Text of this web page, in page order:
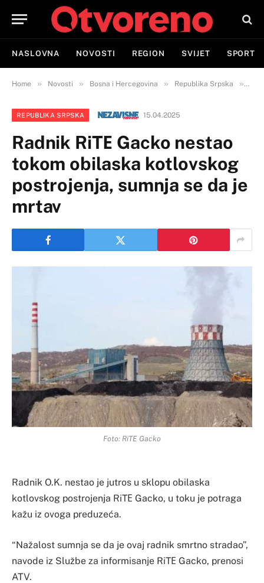
NASLOVNA NOVOSTI REGION SVIJET SPORT
Home » Novosti » Bosna i Hercegovina » Republika Srpska »
REPUBLIKA SRPSKA 15.04.2025
Radnik RiTЕ Gacko nestao
tokom obilaska kotlovskog
postrojenja, sumnja se da je
mrtav
Foto: RiTE Gacko
Radnik O.K. nestao je jutros u sklopu obilaska
kotlovskog postrojenja RiTЕ Gacko, u toku je potraga
kažu iz ovoga preduzeća.
“Nažalost sumnja se da je ovaj radnik smrtno stradao”,
navode iz Službe za informisanje RiTЕ Gacko, prenosi
ATV.